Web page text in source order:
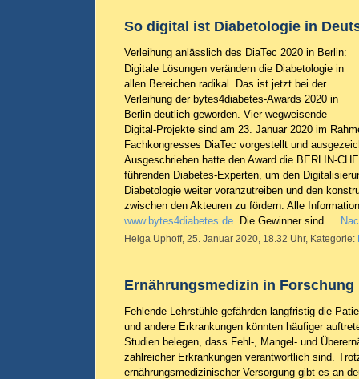
So digital ist Diabetologie in
Verleihung anlässlich des DiaTec 2020 in Berlin:
Digitale Lösungen verändern die Diabetologie in
allen Bereichen radikal. Das ist jetzt bei der
Verleihung der bytes4diabetes-Awards 2020 in
Berlin deutlich geworden. Vier wegweisende
Digital-Projekte sind am 23. Januar 2020 im
Fachkongresses DiaTec vorgestellt und
Ausgeschrieben hatte den Award die BERLIN-
führenden Diabetes-Experten, um den
Diabetologie weiter voranzutreiben und den
zwischen den Akteuren zu fördern. Alle
www.bytes4diabetes.de. Die Gewinner sind …
Helga Uphoff, 25. Januar 2020, 18.32 Uhr, Kategorie:
Ernährungsmedizin in
Fehlende Lehrstühle gefährden langfristig die
und andere Erkrankungen könnten häufiger
Studien belegen, dass Fehl-, Mangel- und
zahlreicher Erkrankungen verantwortlich sind.
ernährungsmedizinischer Versorgung gibt es an